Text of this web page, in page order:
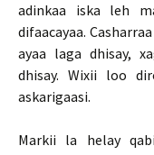
adinkaa iska leh
difaacayaa.
ayaa laga dhisay,
dhisay. Wixii loo
askarigaasi.
Markii la helay